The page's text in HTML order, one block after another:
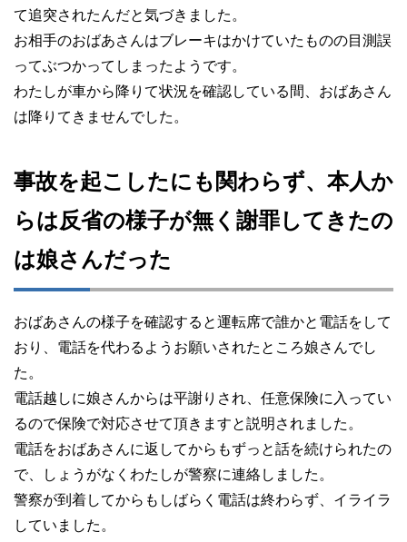
て追突されたんだと気づきました。
お相手のおばあさんはブレーキはかけていたものの目測誤
ってぶつかってしまったようです。
わたしが車から降りて状況を確認している間、おばあさん
は降りてきませんでした。
事故を起こしたにも関わらず、本人か
らは反省の様子が無く謝罪してきたの
は娘さんだった
おばあさんの様子を確認すると運転席で誰かと電話をして
おり、電話を代わるようお願いされたところ娘さんでし
た。
電話越しに娘さんからは平謝りされ、任意保険に入ってい
るので保険で対応させて頂きますと説明されました。
電話をおばあさんに返してからもずっと話を続けられたの
で、しょうがなくわたしが警察に連絡しました。
警察が到着してからもしばらく電話は終わらず、イライラ
していました。